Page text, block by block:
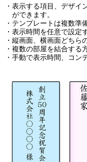
表示する項目、デザイ
ができます。
テンプレートは複数準
表示時間を任意で設定
縦画面、横画面どちら
複数の部屋を結合する
手動で表示時間、コン